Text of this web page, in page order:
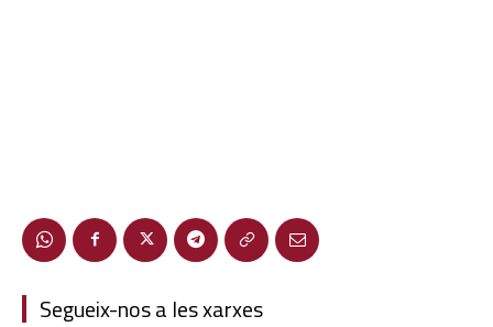
Segueix-nos a les xarxes